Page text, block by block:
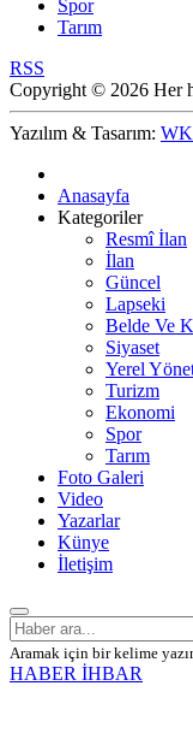
Spor
Tarım
RSS
Copyright © 2026 Her
Yazılım & Tasarım:
Anasayfa
Kategoriler
Resmî İlan
İlan
Güncel
Lapseki
Belde Ve
Siyaset
Yerel
Turizm
Ekonomi
Spor
Tarım
Foto Galeri
Video
Yazarlar
Künye
İletişim
Aramak için bir kelime
HABER İHBAR